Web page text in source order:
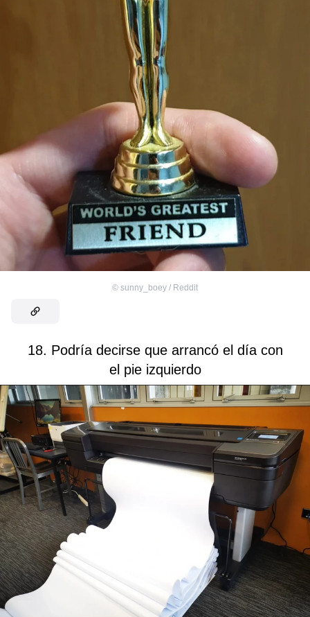
© sunny_boey / Reddit
18. Podría decirse que arrancó el día con
el pie izquierdo